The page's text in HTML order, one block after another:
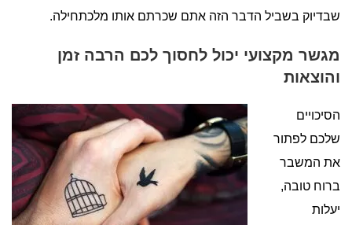
שבדיוק בשביל הדבר הזה אתם שכרתם אותו מלכתחילה.
מגשר מקצועי יכול לחסוך לכם הרבה זמן
והוצאות
הסיכויים
שלכם לפתור
את המשבר
ברוח טובה,
יעלות